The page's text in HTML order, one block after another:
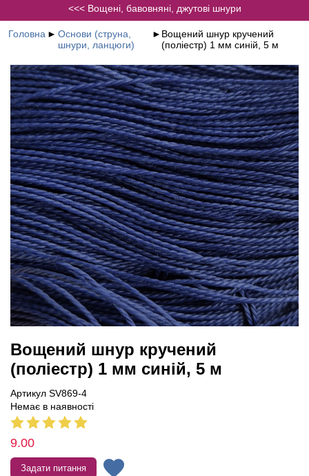
<<< Вощені, бавовняні, джутові шнури
Головна ► Основи (струна,
шнури, ланцюги)
► Вощений шнур кручений
(поліестр) 1 мм синій, 5 м
Вощений шнур кручений
(поліестр) 1 мм синій, 5 м
Артикул SV869-4
Немає в наявності
9.00
Задати питання